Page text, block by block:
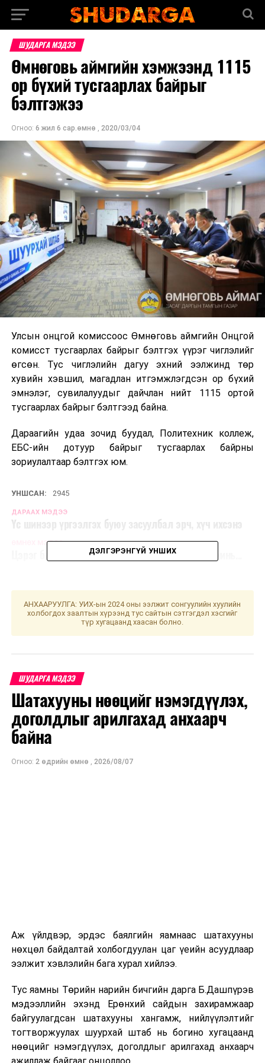
ШУДАРГА МЭДЭЭ
Өмнөговь аймгийн хэмжээнд 1115
ор бүхий тусгаарлах байрыг
бэлтгэжээ
Огноо: 6 жил 6 сар.өмнө , 2020/03/04
Улсын онцгой комиссоос Өмнөговь аймгийн Онцгой
комисст тусгаарлах байрыг бэлтгэх үүрэг чиглэлийг
өгсөн. Тус чиглэлийн дагуу эхний ээлжинд төр
хувийн хэвшил, магадлан итгэмжлэгдсэн ор бүхий
эмнэлэг, сувилалуудыг дайчлан нийт 1115 ортой
тусгаарлах байрыг бэлтгээд байна.
Дараагийн удаа зочид буудал, Политехник коллеж,
ЕБС-ийн дотуур байрыг тусгаарлах байрны
зориулалтаар бэлтгэх юм.
УНШСАН: 2945
ДАРААХ МЭДЭЭ
Үс шинээр үргээлгэх буюу засуулбал эрч, хүч ихсэнэ
ӨМНӨХ МЭДЭЭ
Цэрэг би чинь ингэж бодохоор, цээжин дотор минь...
ДЭЛГЭРЭНГҮЙ УНШИХ
АНХААРУУЛГА: УИХ-ын 2024 оны ээлжит сонгуулийн хуулийн
холбогдох заалтын хүрээнд тус сайтын сэтгэгдэл хэсгийг
түр хугацаанд хаасан болно.
ШУДАРГА МЭДЭЭ
Шатахууны нөөцийг нэмэгдүүлэх,
доголдлыг арилгахад анхаарч
байна
Огноо: 2 өдрийн өмнө , 2026/08/07
Аж үйлдвэр, эрдэс баялгийн яамнаас шатахууны
нөхцөл байдалтай холбогдуулан цаг үеийн асуудлаар
ээлжит хэвлэлийн бага хурал хийлээ.
Тус яамны Төрийн нарийн бичгийн дарга Б.Дашпүрэв
мэдээллийн эхэнд Ерөнхий сайдын захирамжаар
байгуулагдсан шатахууны хангамж, нийлүүлэлтийг
тогтворжуулах шуурхай штаб нь богино хугацаанд
нөөцийг нэмэгдүүлэх, доголдлыг арилгахад анхаарч